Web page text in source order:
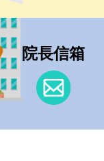
院長信箱